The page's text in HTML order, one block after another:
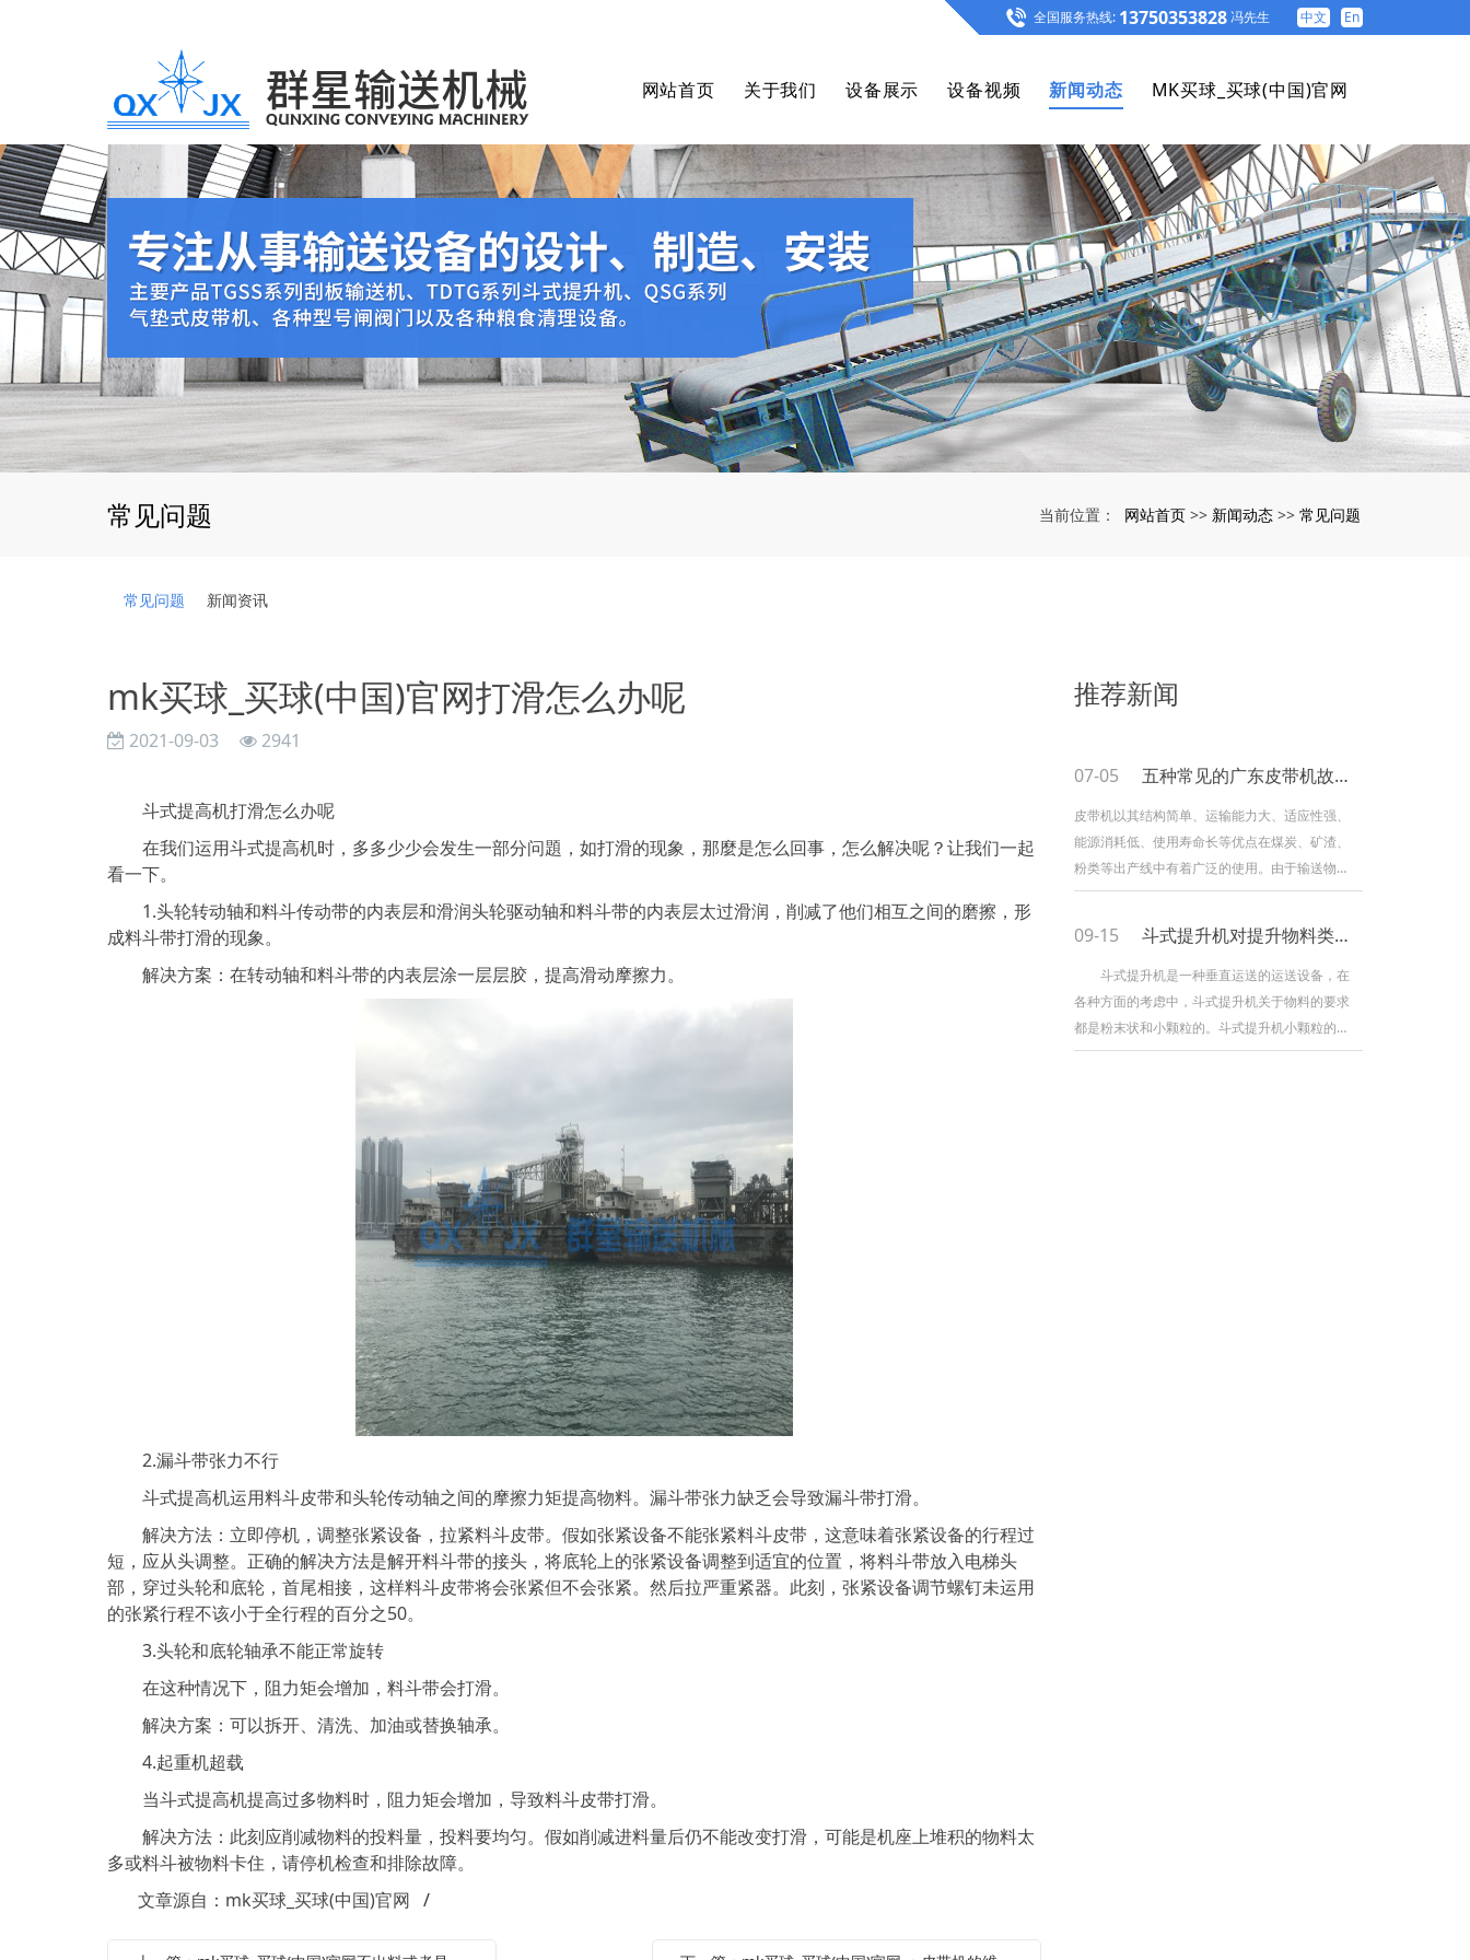
全国服务热线: 13750353828冯先生 中文 En
网站首页 关于我们 设备展示 设备视频 新闻动态 MK买球_买球(中国)官网
常见问题 当前位置： 网站首页 >> 新闻动态 >> 常见问题
常见问题 新闻资讯
mk买球_买球(中国)官网打滑怎么办呢
2021-09-03 2941
斗式提高机打滑怎么办呢
在我们运用斗式提高机时，多多少少会发生一部分问題，如打滑的现象，那麼是怎么回事，怎么解决呢？让我们一起
看一下。
1.头轮转动轴和料斗传动带的内表层和滑润头轮驱动轴和料斗带的内表层太过滑润，削减了他们相互之间的磨擦，形
成料斗带打滑的现象。
解决方案：在转动轴和料斗带的内表层涂一层层胶，提高滑动摩擦力。
2.漏斗带张力不行
斗式提高机运用料斗皮带和头轮传动轴之间的摩擦力矩提高物料。漏斗带张力缺乏会导致漏斗带打滑。
解决方法：立即停机，调整张紧设备，拉紧料斗皮带。假如张紧设备不能张紧料斗皮带，这意味着张紧设备的行程过
短，应从头调整。正确的解决方法是解开料斗带的接头，将底轮上的张紧设备调整到适宜的位置，将料斗带放入电梯头
部，穿过头轮和底轮，首尾相接，这样料斗皮带将会张紧但不会张紧。然后拉严重紧器。此刻，张紧设备调节螺钉未运用
的张紧行程不该小于全行程的百分之50。
3.头轮和底轮轴承不能正常旋转
在这种情况下，阻力矩会增加，料斗带会打滑。
解决方案：可以拆开、清洗、加油或替换轴承。
4.起重机超载
当斗式提高机提高过多物料时，阻力矩会增加，导致料斗皮带打滑。
解决方法：此刻应削减物料的投料量，投料要均匀。假如削减进料量后仍不能改变打滑，可能是机座上堆积的物料太
多或料斗被物料卡住，请停机检查和排除故障。
文章源自：mk买球_买球(中国)官网 /
推荐新闻
07-05 五种常见的广东皮带机故障解决办法！
皮带机以其结构简单、运输能力大、适应性强、
能源消耗低、使用寿命长等优点在煤炭、矿渣、
粉类等出产线中有着广泛的使用。由于输送物质
内摩擦力大、磨损大的特点，使得皮带机在实际
过程的顺利进行。小编总结了皮带机作业中简单
呈现的毛病及相应的解决方法，希望能给您带来
一
09-15 斗式提升机对提升物料类型有什么要求？
斗式提升机是一种垂直运送的运送设备，在
各种方面的考虑中，斗式提升机关于物料的要求
都是粉末状和小颗粒的。斗式提升机小颗粒的运
用是有规模的。 适用于很多职业产品的提